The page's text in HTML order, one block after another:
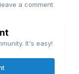
a comment
It's easy!